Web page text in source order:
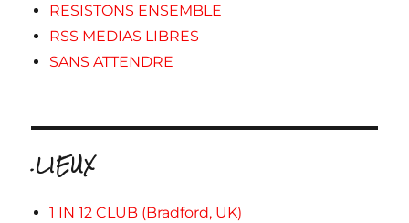
RESISTONS ENSEMBLE
RSS MEDIAS LIBRES
SANS ATTENDRE
.LIEUX
1 IN 12 CLUB (Bradford, UK)